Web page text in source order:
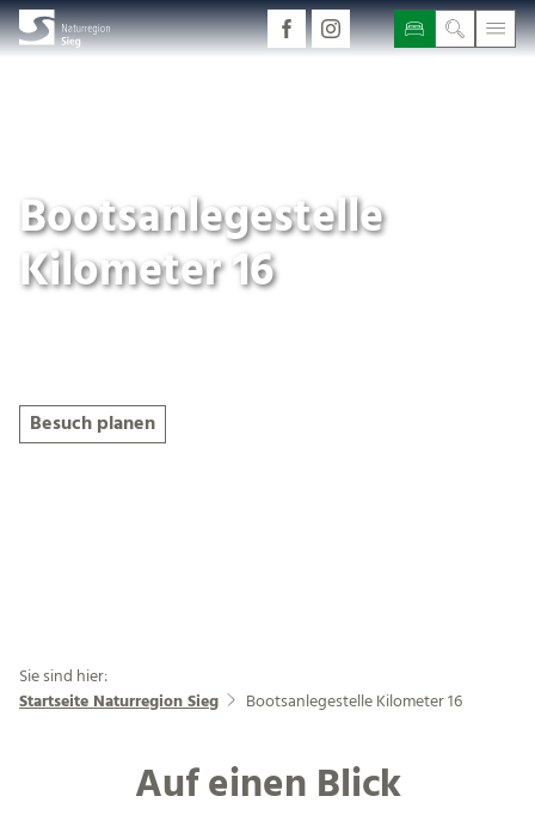
Bootsanlegestelle
Kilometer 16
Besuch planen
Sie sind hier:
Startseite Naturregion Sieg
Bootsanlegestelle Kilometer 16
Auf einen Blick